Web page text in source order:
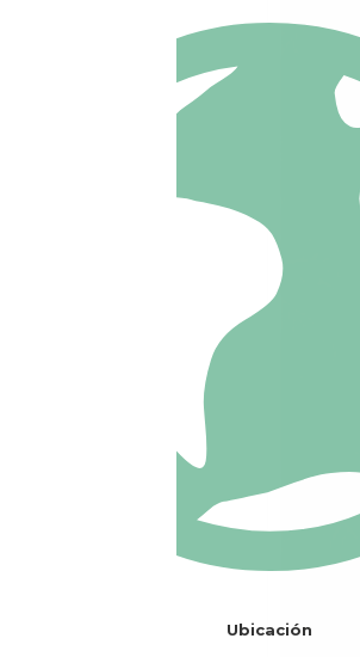
Ubicación